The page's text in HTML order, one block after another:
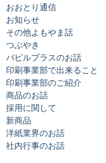
おおとり通信
お知らせ
その他よもやま話
つぶやき
パピルプラスのお話
印刷事業部で出来ること
印刷事業部のご紹介
商品のお話
採用に関して
新商品
洋紙業界のお話
社内行事のお話